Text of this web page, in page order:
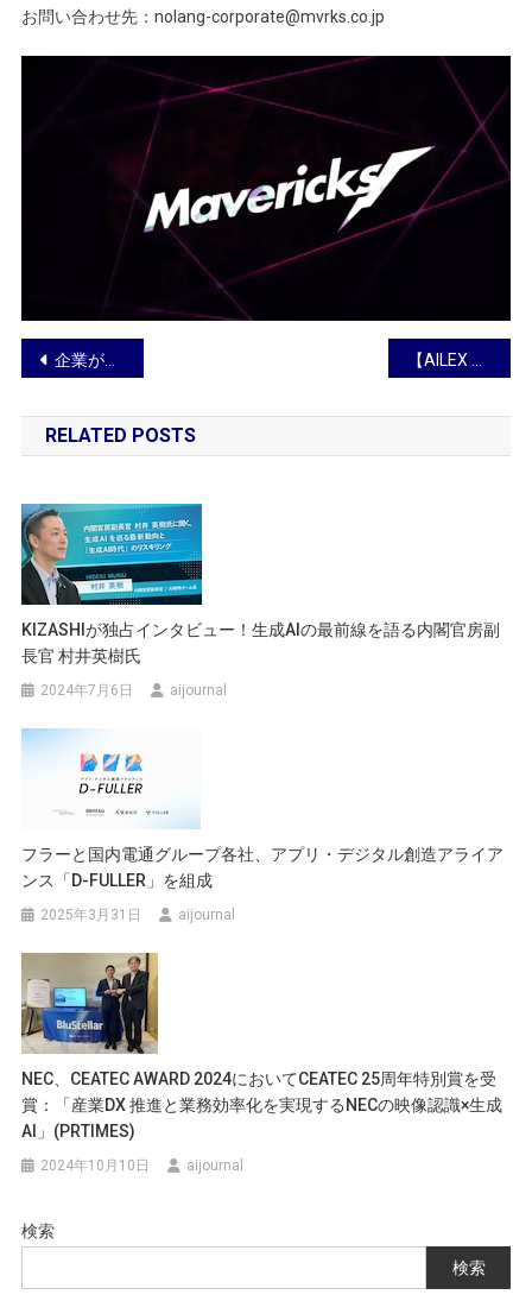
お問い合わせ先：nolang-corporate@mvrks.co.jp
投
稿
ナ
ビ
ゲ
ー
シ
ョ
ン
企業が選ぶ生成AIツール、ChatGPTが45.5%でトップシェア獲得
RELATED POSTS
KIZASHIが独占インタビュー！生成AIの最前線を語る内閣官房副
長官 村井英樹氏
2024年7月6日 aijournal
フラーと国内電通グループ各社、アプリ・デジタル創造アライア
ンス「D-FULLER」を組成
2025年3月31日 aijournal
NEC、CEATEC AWARD 2024においてCEATEC 25周年特別賞を受
賞：「産業DX 推進と業務効率化を実現するNECの映像認識×生成
AI」(PRTIMES)
2024年10月10日 aijournal
検索
検索